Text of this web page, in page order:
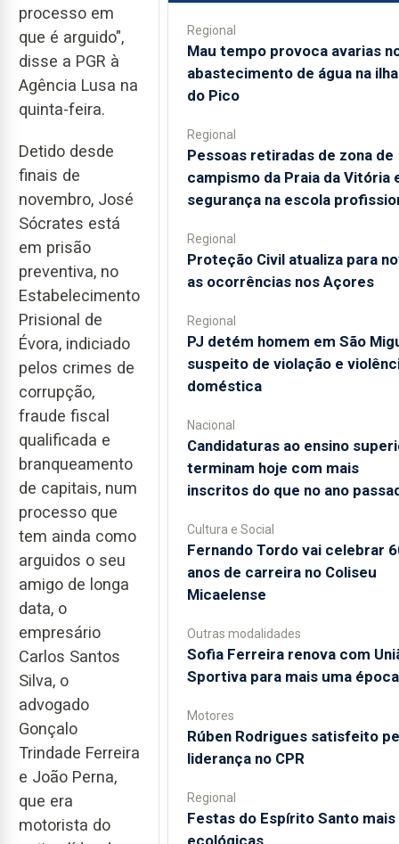
processo em
que é arguido",
disse a PGR à
Agência Lusa na
quinta-feira.
Detido desde
finais de
novembro, José
Sócrates está
em prisão
preventiva, no
Estabelecimento
Prisional de
Évora, indiciado
pelos crimes de
corrupção,
fraude fiscal
qualificada e
branqueamento
de capitais, num
processo que
tem ainda como
arguidos o seu
amigo de longa
data, o
empresário
Carlos Santos
Silva, o
advogado
Gonçalo
Trindade Ferreira
e João Perna,
que era
motorista do
Regional
Mau tempo provoca avarias
abastecimento de água na ilha
do Pico
Regional
Pessoas retiradas de zona de
campismo da Praia da Vitória
segurança na escola
Regional
Proteção Civil atualiza para
as ocorrências nos Açores
Regional
PJ detém homem em São
suspeito de violação e
doméstica
Nacional
Candidaturas ao ensino
terminam hoje com mais
inscritos do que no ano
Cultura e Social
Fernando Tordo vai celebrar
anos de carreira no Coliseu
Micaelense
Outras modalidades
Sofia Ferreira renova com
Sportiva para mais uma época
Motores
Rúben Rodrigues satisfeito
liderança no CPR
Regional
Festas do Espírito Santo mais
ecológicas